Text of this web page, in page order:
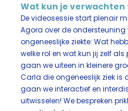
Wat kun je verwachten
De videosessie start plenair
Agora over de
ongeneeslijke ziekte: Wat
welke rol en wat kun jij zelf
gaan we uiteen in kleinere
Carla die ongeneeslijk ziek
gaan we interactief en
uitwisselen! We bespreken